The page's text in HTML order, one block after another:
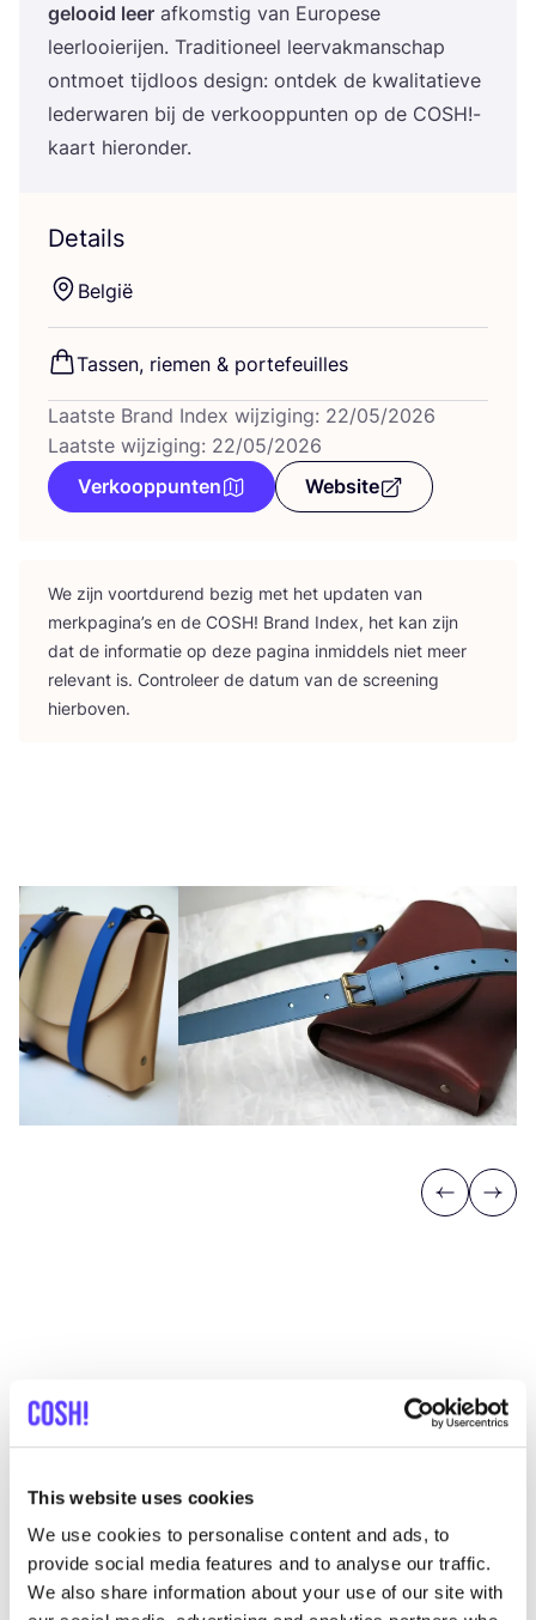
This website uses cookies
We use cookies to personalise content and ads, to
provide social media features and to analyse our traffic.
We also share information about your use of our site with
gelooid leer afkom­stig van Euro­pe­se
leer­looi­e­rij­en. Tra­di­ti­o­neel leer­vak­man­schap
ont­moet tijd­loos design: ont­dek de kwa­li­ta­tie­ve
leder­wa­ren bij de ver­koop­pun­ten op de COSH!-
kaart hieronder.
Details
Bel­gië
Tas­sen, rie­men & portefeuilles
Laatste Brand Index wijziging: 22/05/2026
Laatste wijziging: 22/05/2026
Verkooppunten
Website
We zijn voort­du­rend bezig met het upda­ten van
merk­pa­gi­na’s en de COSH! Brand Index, het kan zijn
dat de infor­ma­tie op deze pagi­na inmid­dels niet meer
rele­vant is. Con­tro­leer de datum van de scree­ning
hierboven.
Previous
Next
Ontdek waar je Hanne Beutels
kunt shoppen
Toon alle 1 winkels in de buurt